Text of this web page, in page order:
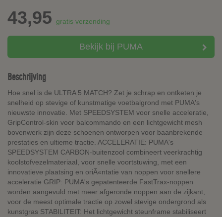
43,95 gratis verzending
Bekijk bij PUMA
Beschrijving
Hoe snel is de ULTRA 5 MATCH? Zet je schrap en ontketen je
snelheid op stevige of kunstmatige voetbalgrond met PUMA's
nieuwste innovatie. Met SPEEDSYSTEM voor snelle acceleratie,
GripControl-skin voor balcommando en een lichtgewicht mesh
bovenwerk zijn deze schoenen ontworpen voor baanbrekende
prestaties en ultieme tractie. ACCELERATIE: PUMA's
SPEEDSYSTEM CARBON-buitenzool combineert veerkrachtig
koolstofvezelmateriaal, voor snelle voortstuwing, met een
innovatieve plaatsing en oriÃ«ntatie van noppen voor snellere
acceleratie GRIP: PUMA's gepatenteerde FastTrax-noppen
worden aangevuld met meer afgeronde noppen aan de zijkant,
voor de meest optimale tractie op zowel stevige ondergrond als
kunstgras STABILITEIT: Het lichtgewicht steunframe stabiliseert